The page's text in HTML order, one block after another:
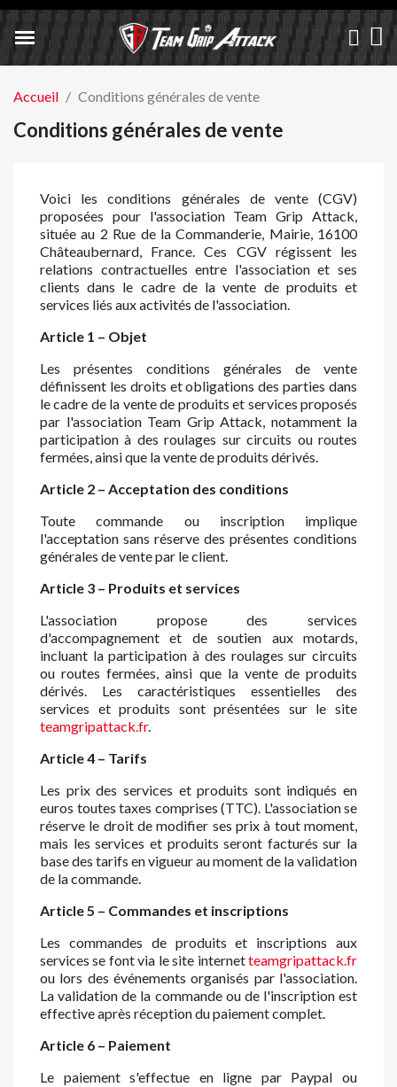
Accueil Conditions générales de vente
Conditions générales de vente
Voici les conditions générales de vente (CGV)
proposées pour l'association Team Grip Attack,
située au 2 Rue de la Commanderie, Mairie, 16100
Châteaubernard, France. Ces CGV régissent les
relations contractuelles entre l'association et ses
clients dans le cadre de la vente de produits et
services liés aux activités de l'association.
Article 1 – Objet
Les présentes conditions générales de vente
définissent les droits et obligations des parties dans
le cadre de la vente de produits et services proposés
par l'association Team Grip Attack, notamment la
participation à des roulages sur circuits ou routes
fermées, ainsi que la vente de produits dérivés.
Article 2 – Acceptation des conditions
Toute commande ou inscription implique
l'acceptation sans réserve des présentes conditions
générales de vente par le client.
Article 3 – Produits et services
L'association propose des services
d'accompagnement et de soutien aux motards,
incluant la participation à des roulages sur circuits
ou routes fermées, ainsi que la vente de produits
dérivés. Les caractéristiques essentielles des
services et produits sont présentées sur le site
teamgripattack.fr.
Article 4 – Tarifs
Les prix des services et produits sont indiqués en
euros toutes taxes comprises (TTC). L'association se
réserve le droit de modifier ses prix à tout moment,
mais les services et produits seront facturés sur la
base des tarifs en vigueur au moment de la validation
de la commande.
Article 5 – Commandes et inscriptions
Les commandes de produits et inscriptions aux
services se font via le site internetteamgripattack.fr
ou lors des événements organisés par l'association.
La validation de la commande ou de l'inscription est
effective après réception du paiement complet.
Article 6 – Paiement
Le paiement s'effectue en ligne par Paypal ou